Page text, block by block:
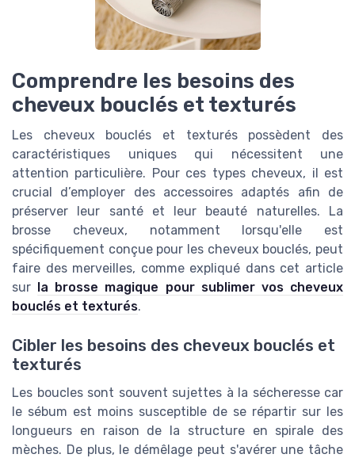
Comprendre les besoins des
cheveux bouclés et texturés
Les cheveux bouclés et texturés possèdent des
caractéristiques uniques qui nécessitent une
attention particulière. Pour ces types cheveux, il est
crucial d’employer des accessoires adaptés afin de
préserver leur santé et leur beauté naturelles. La
brosse cheveux, notamment lorsqu'elle est
spécifiquement conçue pour les cheveux bouclés, peut
faire des merveilles, comme expliqué dans cet article
sur
la brosse magique pour sublimer vos cheveux
bouclés et texturés.
Cibler les besoins des cheveux bouclés et
texturés
Les boucles sont souvent sujettes à la sécheresse car
le sébum est moins susceptible de se répartir sur les
longueurs en raison de la structure en spirale des
mèches. De plus, le démêlage peut s'avérer une tâche